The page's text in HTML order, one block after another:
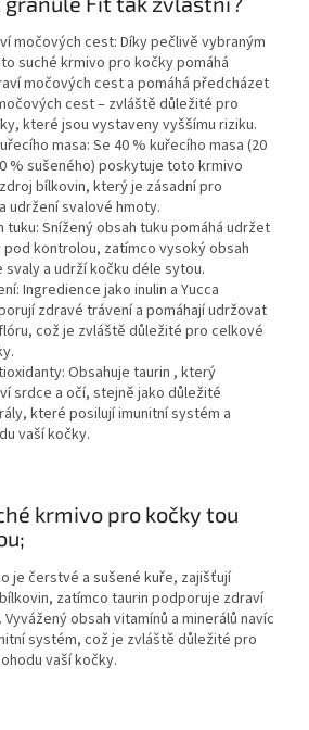
močových cest: Díky pečlivě vybraným
suché krmivo pro kočkypomáhá
močových cest a pomáhá předcházet
cest – zvláště důležité pro
které jsou vystaveny vyššímu riziku.
masa: Se 40 % kuřecího masa (20
% sušeného) poskytuje toto krmivo
bílkovin, který je zásadní pro
udržení svalové hmoty.
tuku: Snížený obsah tuku pomáhá udržet
pod kontrolou, zatímco vysoký obsah
a udrží kočku déle sytou.
Ingredience jako inulin a Yucca
zdravé trávení a pomáhají udržovat
což je zvláště důležité pro celkové
Obsahuje taurin , který
srdce a očí, stejně jako důležité
které posilují imunitní systém a
vaší kočky.
krmivo pro kočky tou
je čerstvé a sušené kuře, zajišťují
zatímco taurin podporuje zdraví
obsah vitamínů a minerálů navíc
systém, což je zvláště důležité pro
vaší kočky.